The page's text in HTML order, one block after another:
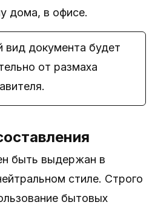
дома, в офисе.
вид документа будет
от размаха
быть выдержан в
стиле. Строго
бытовых